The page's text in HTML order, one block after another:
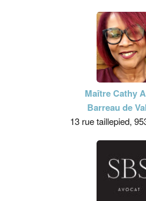
Maître Cathy
Barreau de
13 rue taillepied,